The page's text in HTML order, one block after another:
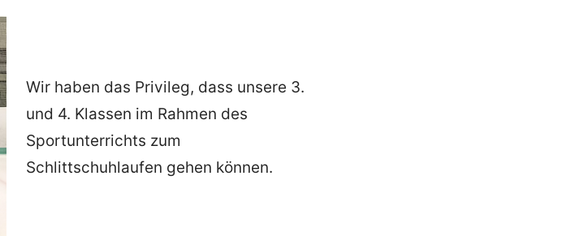
Wir haben das Privileg, dass unsere 3.
und 4. Klassen im Rahmen des
Sportunterrichts zum
Schlittschuhlaufen gehen können.